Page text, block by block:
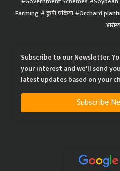
Farming कृषी प्रक्रिया Orchard
Subscribe to our Newsletter.
your interest and we'll send
latest updates based on your
Subscribe